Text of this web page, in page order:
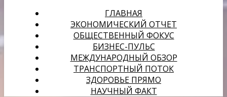
ГЛАВНАЯ
ЭКОНОМИЧЕСКИЙ ОТЧЕТ
ОБЩЕСТВЕННЫЙ ФОКУС
БИЗНЕС-ПУЛЬС
МЕЖДУНАРОДНЫЙ ОБЗОР
ТРАНСПОРТНЫЙ ПОТОК
ЗДОРОВЬЕ ПРЯМО
НАУЧНЫЙ ФАКТ